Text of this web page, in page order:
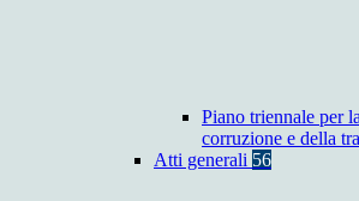
Piano triennale per
corruzione e della
Atti generali 56